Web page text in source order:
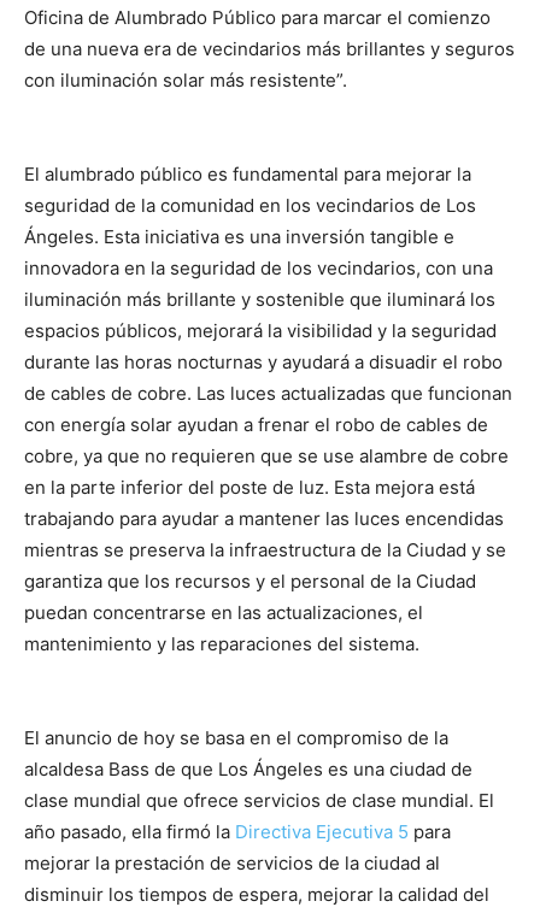
Oficina de Alumbrado Público para marcar el comienzo
de una nueva era de vecindarios más brillantes y seguros
con iluminación solar más resistente”.
El alumbrado público es fundamental para mejorar la
seguridad de la comunidad en los vecindarios de Los
Ángeles. Esta iniciativa es una inversión tangible e
innovadora en la seguridad de los vecindarios, con una
iluminación más brillante y sostenible que iluminará los
espacios públicos, mejorará la visibilidad y la seguridad
durante las horas nocturnas y ayudará a disuadir el robo
de cables de cobre. Las luces actualizadas que funcionan
con energía solar ayudan a frenar el robo de cables de
cobre, ya que no requieren que se use alambre de cobre
en la parte inferior del poste de luz. Esta mejora está
trabajando para ayudar a mantener las luces encendidas
mientras se preserva la infraestructura de la Ciudad y se
garantiza que los recursos y el personal de la Ciudad
puedan concentrarse en las actualizaciones, el
mantenimiento y las reparaciones del sistema.
El anuncio de hoy se basa en el compromiso de la
alcaldesa Bass de que Los Ángeles es una ciudad de
clase mundial que ofrece servicios de clase mundial. El
año pasado, ella firmó la Directiva Ejecutiva 5 para
mejorar la prestación de servicios de la ciudad al
disminuir los tiempos de espera, mejorar la calidad del